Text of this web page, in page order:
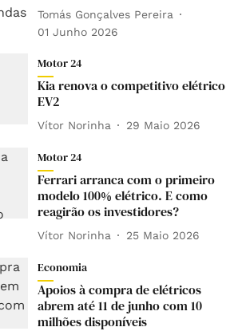
Tomás Gonçalves Pereira
01 Junho 2026
Motor 24
Kia renova o competitivo elétrico
EV2
Vítor Norinha 29 Maio 2026
Motor 24
Ferrari arranca com o primeiro
modelo 100% elétrico. E como
reagirão os investidores?
Vítor Norinha 25 Maio 2026
Economia
Apoios à compra de elétricos
abrem até 11 de junho com 10
milhões disponíveis